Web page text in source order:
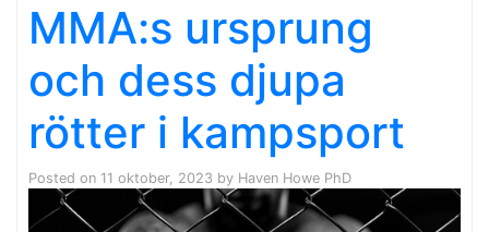
MMA:s ursprung
och dess djupa
rötter i kampsport
Posted on 11 oktober, 2023 by Haven Howe PhD